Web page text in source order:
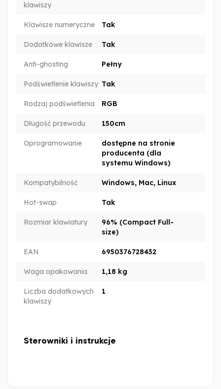
klawiszy
Klawisze numeryczne Tak
Dodatkowe klawisze Tak
Anti-ghosting Pełny
Podświetlenie klawiszy Tak
Rodzaj podświetlenia RGB
Długość przewodu 150cm
Oprogramowanie
dostępne na stronie
producenta (dla
systemu Windows)
Kompatybilność Windows, Mac, Linux
Hot-swap Tak
Rozmiar klawiatury
96% (Compact Full-
size)
EAN 6950376728432
Waga opakowania 1,18 kg
Liczba dodatkowych
klawiszy
1
Sterowniki i instrukcje